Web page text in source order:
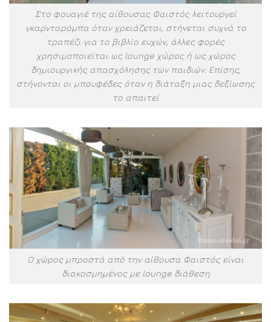
Στο φουαγιέ της αίθουσας Φαιστός λειτουργεί
γκαρνταρόμπα όταν χρειάζεται, στήνεται συχνά το
τραπέζι για το βιβλίο ευχών, άλλες φορές
χρησιμοποιείται ως lounge χώρος ή ως χώρος
δημιουργικής απασχόλησης των παιδιών. Επίσης,
στήνονται οι μπουφέδες όταν η διάταξη μιας δεξίωσης
το απαιτεί
Ο χώρος μπροστά από την αίθουσα Φαιστός είναι
διακοσμημένος με lounge διάθεση